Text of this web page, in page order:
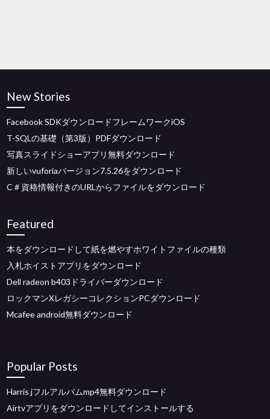
New Stories
Facebook SDKダウンロードフレームワークiOS
T-SQLの基礎（第3版）PDFダウンロード
写真スライドショーアプリ無料ダウンロード
新しいvuforiaバージョン7.5.26をダウンロード
C＃資格情報付きのURLからファイルをダウンロード
Featured
本をダウンロードして紙を燃やすホワイトファイルの種類
入札ホイストアプリをダウンロード
Dell radeon b403ドライバーダウンロード
ロックマンXレガシーコレクションPCダウンロード
Mcafee android無料ダウンロード
Popular Posts
Harris jフルアルバムmp4無料ダウンロード
Airtvアプリをダウンロードしてインストールする